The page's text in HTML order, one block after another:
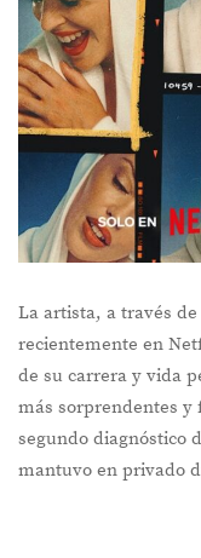
La artista, a través
recientemente en
de su carrera y vida
más sorprendentes y
segundo diagnóstico
mantuvo en privado